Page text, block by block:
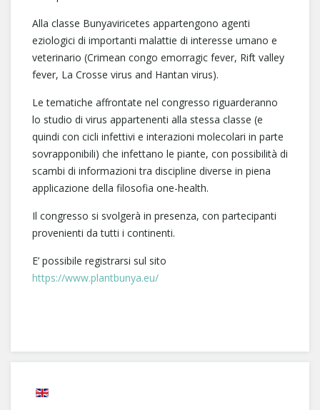
Alla classe Bunyaviricetes appartengono agenti
eziologici di importanti malattie di interesse umano e
veterinario (Crimean congo emorragic fever, Rift valley
fever, La Crosse virus and Hantan virus).
Le tematiche affrontate nel congresso riguarderanno
lo studio di virus appartenenti alla stessa classe (e
quindi con cicli infettivi e interazioni molecolari in parte
sovrapponibili) che infettano le piante, con possibilità di
scambi di informazioni tra discipline diverse in piena
applicazione della filosofia one-health.
Il congresso si svolgerà in presenza, con partecipanti
provenienti da tutti i continenti.
E’ possibile registrarsi sul sito
https://www.plantbunya.eu/